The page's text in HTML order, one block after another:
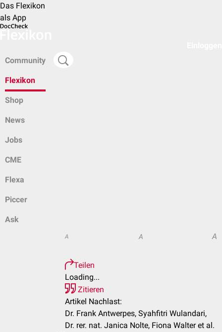
Das Flexikon
als App
Community
Flexikon
Shop
News
Jobs
CME
Flexa
Piccer
Ask
A A A
Teilen
Loading...
Zitieren
Artikel Nachlast:
Dr. Frank Antwerpes, Syahfitri Wulandari,
Dr. rer. nat. Janica Nolte, Fiona Walter et al.